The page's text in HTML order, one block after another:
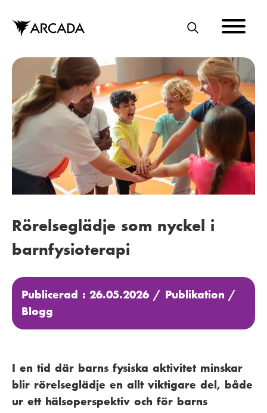
huvudinnehåll
S
Rörelseglädje som nyckel i
barnfysioterapi
Publicerad : 26.05.2026 / Publikation /
Blogg
I en tid där barns fysiska aktivitet minskar
blir rörelseglädje en allt viktigare del, både
ur ett hälsoperspektiv och för barns